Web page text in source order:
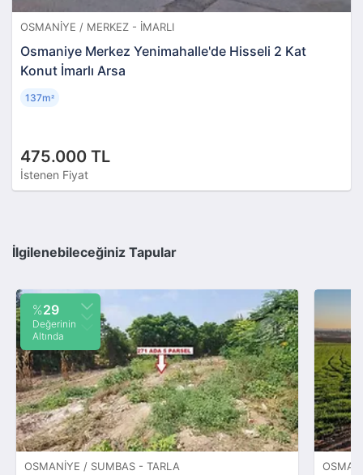
OSMANIYE / MERKEZ - İMARLI
Osmaniye Merkez Yenimahalle'de Hisseli 2 Kat
Konut İmarlı Arsa
475.000 TL
İstenen Fiyat
137m²
İlgilenebileceğiniz Tapular
%29
Değerinin
Altında
OSMANIYE / SUMBAS - TARLA